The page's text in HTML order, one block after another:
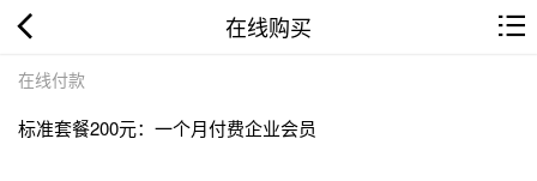
在线购买
在线付款
标准套餐200元：一个月付费企业会员